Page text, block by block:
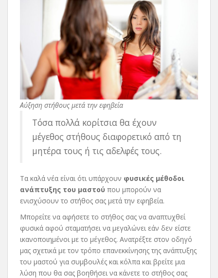
Αύξηση στήθους μετά την εφηβεία
Τόσα πολλά κορίτσια θα έχουν
μέγεθος στήθους διαφορετικό από τη
μητέρα τους ή τις αδελφές τους.
Τα καλά νέα είναι ότι υπάρχουν φυσικές μέθοδοι
ανάπτυξης του μαστού που μπορούν να
ενισχύσουν το στήθος σας μετά την εφηβεία.
Μπορείτε να αφήσετε το στήθος σας να αναπτυχθεί
φυσικά αφού σταματήσει να μεγαλώνει εάν δεν είστε
ικανοποιημένοι με το μέγεθος. Ανατρέξτε στον οδηγό
μας σχετικά με τον τρόπο επανεκκίνησης της ανάπτυξης
του μαστού για συμβουλές και κόλπα και βρείτε μια
λύση που θα σας βοηθήσει να κάνετε το στήθος σας